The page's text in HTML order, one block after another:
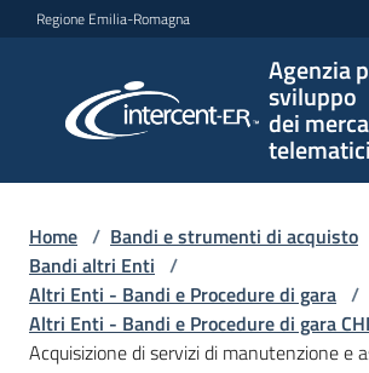
Vai al contenuto
Vai alla navigazione
Vai al footer
Regione Emilia-Romagna
Agenzia
sviluppo
dei
telematici
per lo
sviluppo
telematici
L'Agenzia
Home / Bandi e strumenti di acquisto
Bandi altri Enti /
Altri Enti - Bandi e Procedure di gara /
Altri Enti - Bandi e Procedure di gara
Acquisizione di servizi di manutenzione e